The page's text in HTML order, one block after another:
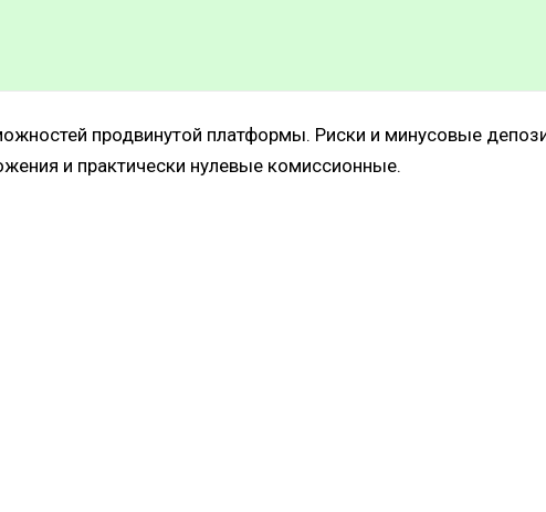
продвинутой платформы. Риски и минусовые
и практически нулевые комиссионные.